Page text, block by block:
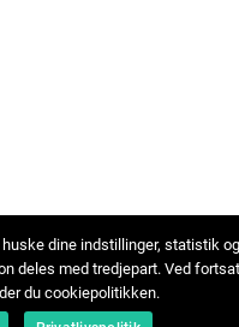
dine indstillinger, statistik
deles med tredjepart. Ved
du cookiepolitikken.